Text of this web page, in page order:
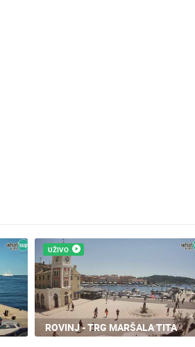
UŽIVO
ROVINJ - TRG MARŠALA TITA